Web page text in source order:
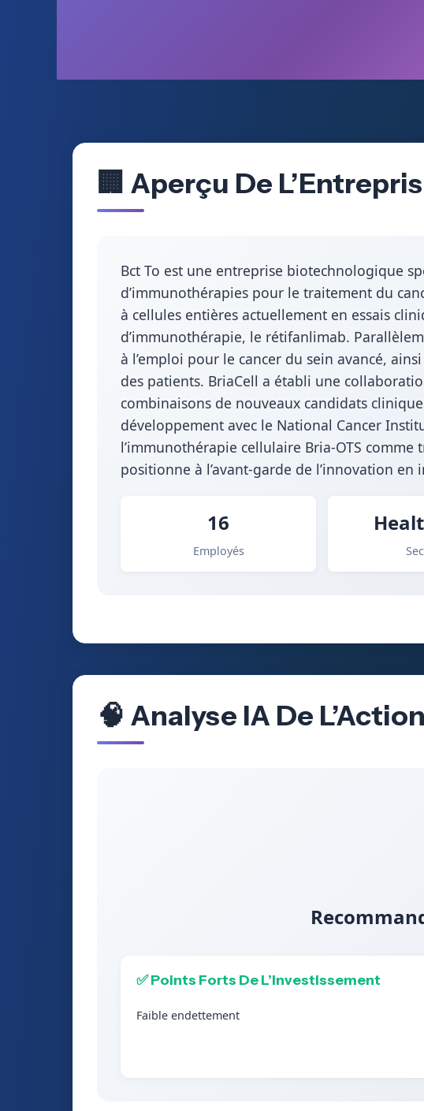
🏢 Aperçu De
Bct To est une entreprise biotechnologique
d’immunothérapies pour le traitement du
à cellules entières actuellement en essais
d’immunothérapie, le rétifanlimab.
à l’emploi pour le cancer du sein avancé,
des patients. BriaCell a établi une
combinaisons de nouveaux candidats
développement avec le National Cancer
l’immunothérapie cellulaire Bria-OTS comme
positionne à l’avant-garde de l’innovation
16
Employés
🧠 Analyse IA De
✅ Points Forts De L’Investissement
Faible endettement